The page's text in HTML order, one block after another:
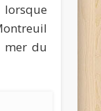
mer du